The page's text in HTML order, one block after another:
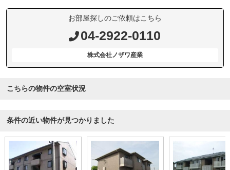
お部屋探しのご依頼はこちら
04-2922-0110
株式会社ノザワ産業
こちらの物件の空室状況
条件の近い物件が見つかりました